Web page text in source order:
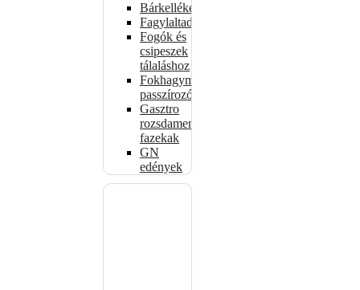
Bárkellékek
Fagylaltadagolók
Fogók és
csipeszek
tálaláshoz
Fokhagymaprések,
passzírozók
Gasztro
rozsdamentes
fazekak
GN
edények